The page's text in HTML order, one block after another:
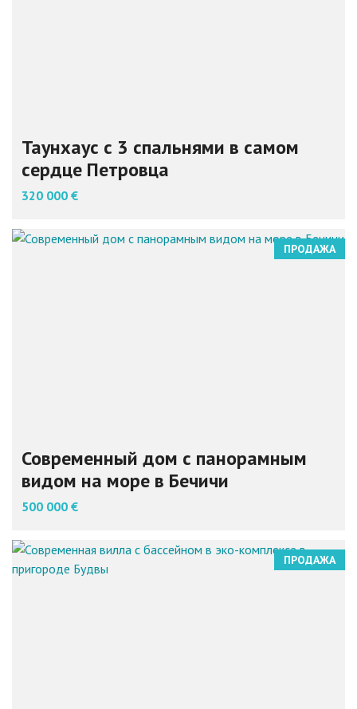
Таунхаус с 3 спальнями в самом
сердце Петровца
320 000 €
ПРОДАЖА
Современный дом с панорамным
видом на море в Бечичи
500 000 €
ПРОДАЖА